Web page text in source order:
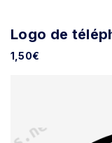
Logo de
1,50€